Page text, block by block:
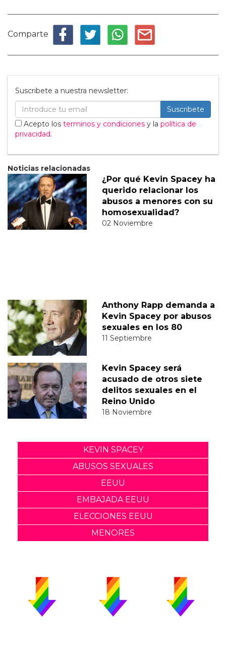
Comparte
Suscribete a nuestra newsletter:
Suscribete
Acepto los terminos y condiciones y la política de
privacidad.
Noticias relacionadas
¿Por qué Kevin Spacey ha
querido relacionar los
abusos a menores con su
homosexualidad?
02 Noviembre
Anthony Rapp demanda a
Kevin Spacey por abusos
sexuales en los 80
11 Septiembre
Kevin Spacey será
acusado de otros siete
delitos sexuales en el
Reino Unido
18 Noviembre
KEVIN SPACEY
ABUSOS SEXUALES
EEUU
EMBAJADA EEUU
ELECCIONES EEUU
MENORES